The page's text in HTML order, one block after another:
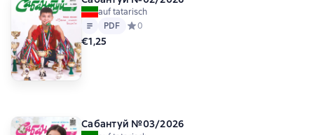
auf tatarisch
Text
PDF
PDF Средний рейтинг 0 на основе 0 оценок
0
€1,25
Сабантуй №03/2026